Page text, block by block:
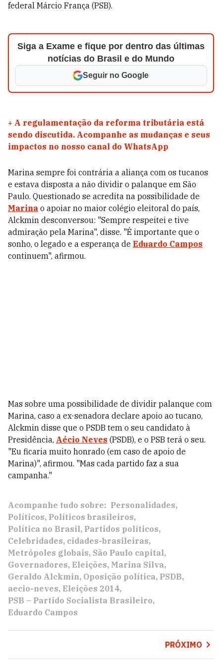
federal Márcio França (PSB).
Siga a Exame e fique por dentro das últimas
notícias do Brasil e do Mundo
Seguir no Google
+ A regulamentação da reforma tributária está
sendo discutida. Acompanhe as mudanças e seus
impactos no nosso canal do WhatsApp
Marina sempre foi contrária a aliança com os tucanos
e estava disposta a não dividir o palanque em São
Paulo. Questionado se acredita na possibilidade de
Marina o apoiar no maior colégio eleitoral do país,
Alckmin desconversou: "Sempre respeitei e tive
admiração pela Marina", disse. "É importante que o
sonho, o legado e a esperança de Eduardo Campos
continuem", afirmou.
Mas sobre uma possibilidade de dividir palanque com
Marina, caso a ex-senadora declare apoio ao tucano,
Alckmin disse que o PSDB tem o seu candidato à
Presidência, Aécio Neves (PSDB), e o PSB terá o seu.
"Eu ficaria muito honrado (em caso de apoio de
Marina)", afirmou. "Mas cada partido faz a sua
campanha."
Acompanhe tudo sobre: Personalidades
Políticos Políticos brasileiros
Política no Brasil Partidos políticos
Celebridades cidades-brasileiras
Metrópoles globais São Paulo capital
Governadores Eleições Marina Silva
Geraldo Alckmin Oposição política PSDB
aecio-neves Eleições 2014
PSB – Partido Socialista Brasileiro
Eduardo Campos
PRÓXIMO